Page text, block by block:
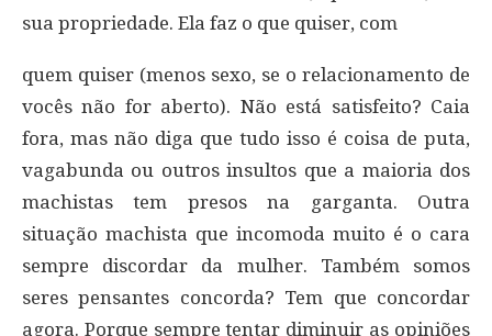
sua propriedade. Ela faz o que quiser, com
quem quiser (menos sexo, se o relacionamento de
vocês não for aberto). Não está satisfeito? Caia
fora, mas não diga que tudo isso é coisa de puta,
vagabunda ou outros insultos que a maioria dos
machistas tem presos na garganta. Outra
situação machista que incomoda muito é o cara
sempre discordar da mulher. Também somos
seres pensantes concorda? Tem que concordar
agora. Porque sempre tentar diminuir as opiniões